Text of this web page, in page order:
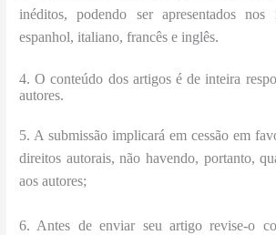
inéditos, podendo ser apresentados nos
espanhol, italiano, francês e inglês.
4. O conteúdo dos artigos é de inteira
autores.
5. A submissão implicará em cessão em
direitos autorais, não havendo, portanto,
aos autores;
6. Antes de enviar seu artigo revise-o